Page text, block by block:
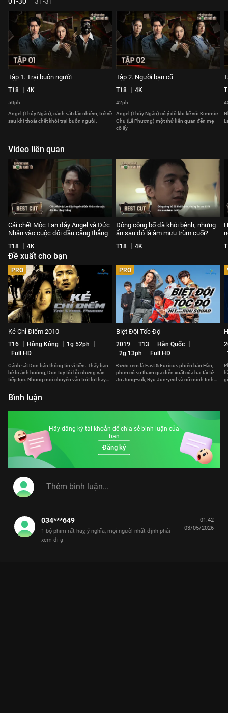
Tập 1. Trại buôn người
T18 4K
50ph
Angel (Thúy Ngân), cảnh sát đặc nhiệm, trở về
sau khi thoát chết khỏi trại buôn người.
Tập 2. Người bạn cũ
T18 4K
42ph
Angel (Thúy Ngân) có ý đồ khi kể với Kimmie
Chu (Lê Phương) một thứ liên quan đến mẹ
cô ấy
Video liên quan
Cái chết Mộc Lan đẩy Angel và Đức
Nhân vào cuộc đối đầu căng thẳng
T18 4K
Đông công bố đã khỏi bệnh, nhưng
ẩn sau đó là âm mưu trùm cuối?
T18 4K
Đề xuất cho bạn
PRO
Kẻ Chỉ Điểm 2010
T16 Hồng Kông
1g 52ph
Full HD
Cảnh sát Don bán thông tin vì tiền. Thấy bạn
bè bị ảnh hưởng, Don tuy tội lỗi nhưng vẫn
tiếp tục. Nhưng mọi chuyện vẫn trót lọt hay
PRO
Biệt Đội Tốc Độ
2019 T13
Hàn Quốc
2g 13ph
Full HD
Được xem là Fast & Furious phiên bản Hàn,
phim có sự tham gia diễn xuất của hai tài tử
Jo Jung-suk, Ryu Jun-yeol và nữ minh tinh
Bình luận
Hãy đăng ký tài khoản để chia sẻ bình luận của
bạn
Đăng ký
034***649
1 bộ phim rất hay, ý nghĩa, mọi người nhất định phải
xem đi ạ
01:42
03/05/2026